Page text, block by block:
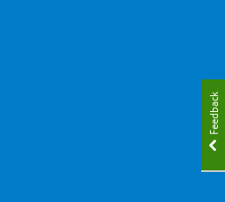
Feedback